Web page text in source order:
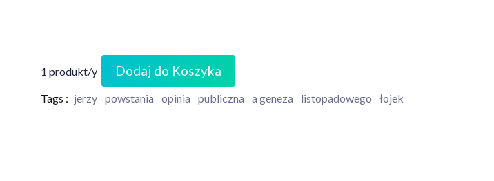
1 produkt/y Dodaj do Koszyka
Tags : jerzy powstania opinia publiczna a geneza listopadowego łojek